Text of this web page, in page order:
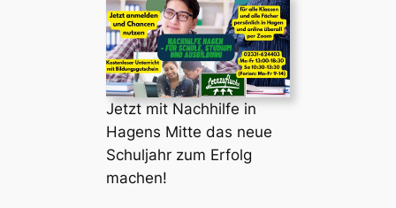
Jetzt mit Nachhilfe in
Hagens Mitte das neue
Schuljahr zum Erfolg
machen!